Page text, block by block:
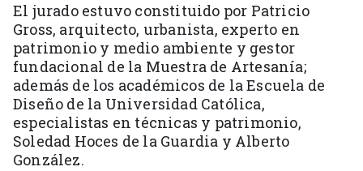
El jurado estuvo constituido por Patricio
Gross, arquitecto, urbanista, experto en
patrimonio y medio ambiente y gestor
fundacional de la Muestra de Artesanía;
además de los académicos de la Escuela de
Diseño de la Universidad Católica,
especialistas en técnicas y patrimonio,
Soledad Hoces de la Guardia y Alberto
González.